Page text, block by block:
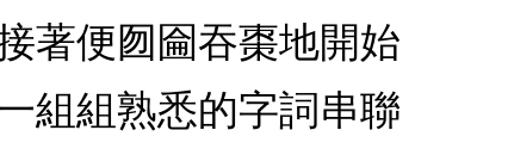
著便囫圇吞棗地開始
組組熟悉的字詞串聯